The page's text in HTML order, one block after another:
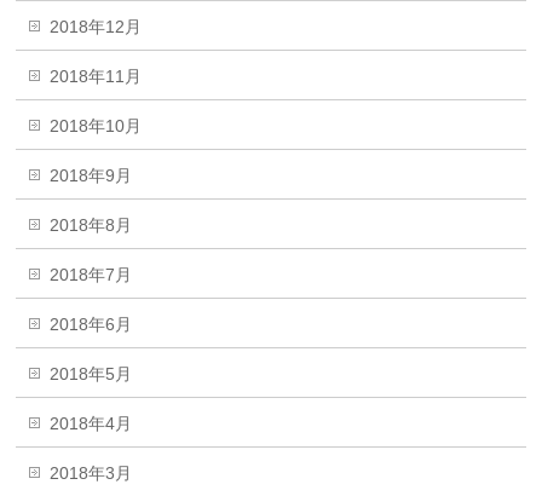
2018年12月
2018年11月
2018年10月
2018年9月
2018年8月
2018年7月
2018年6月
2018年5月
2018年4月
2018年3月